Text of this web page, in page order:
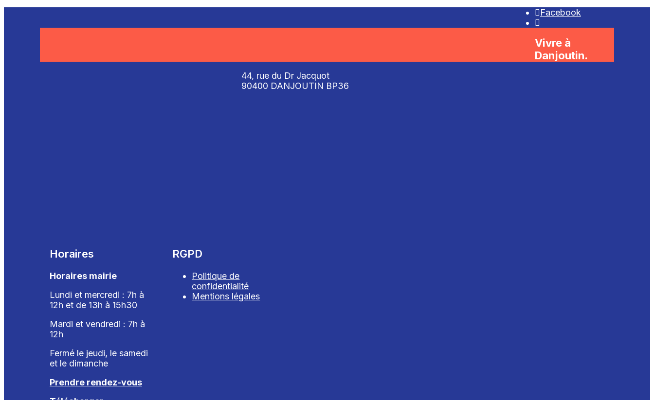
44, rue du Dr Jacquot
90400 DANJOUTIN BP36
Horaires
Horaires mairie
Lundi et mercredi : 7h à
12h et de 13h à 15h30
Mardi et vendredi : 7h à
12h
Fermé le jeudi, le samedi
et le dimanche
Prendre rendez-vous
RGPD
Politique de
confidentialité
Mentions légales
Facebook
Window
Vivre à
Danjoutin.